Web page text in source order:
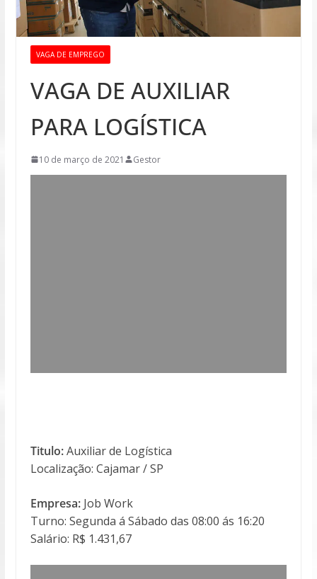
VAGA DE EMPREGO
VAGA DE AUXILIAR
PARA LOGÍSTICA
10 de março de 2021 Gestor
Titulo:Auxiliar de Logística
Localização: Cajamar / SP
Empresa:Job Work
Turno: Segunda á Sábado das 08:00 ás 16:20
Salário: R$ 1.431,67